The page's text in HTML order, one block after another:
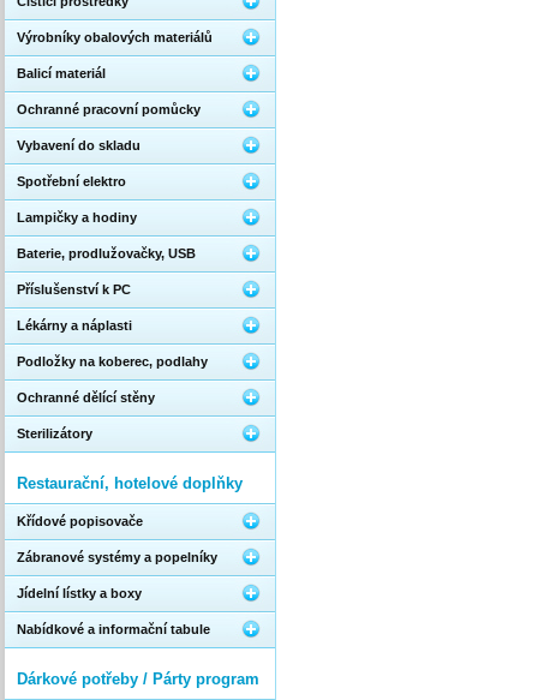
Výrobníky obalových materiálů
Balicí materiál
Ochranné pracovní pomůcky
Vybavení do skladu
Spotřební elektro
Lampičky a hodiny
Baterie, prodlužovačky, USB
Příslušenství k PC
Lékárny a náplasti
Podložky na koberec, podlahy
Ochranné dělící stěny
Sterilizátory
Restaurační, hotelové doplňky
Křídové popisovače
Zábranové systémy a popelníky
Jídelní lístky a boxy
Nabídkové a informační tabule
Dárkové potřeby / Párty program